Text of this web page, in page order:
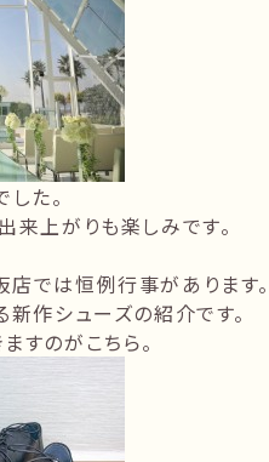
た。
来上がりも楽しみです。
では恒例行事があります。
新作シューズの紹介です。
すのがこちら。